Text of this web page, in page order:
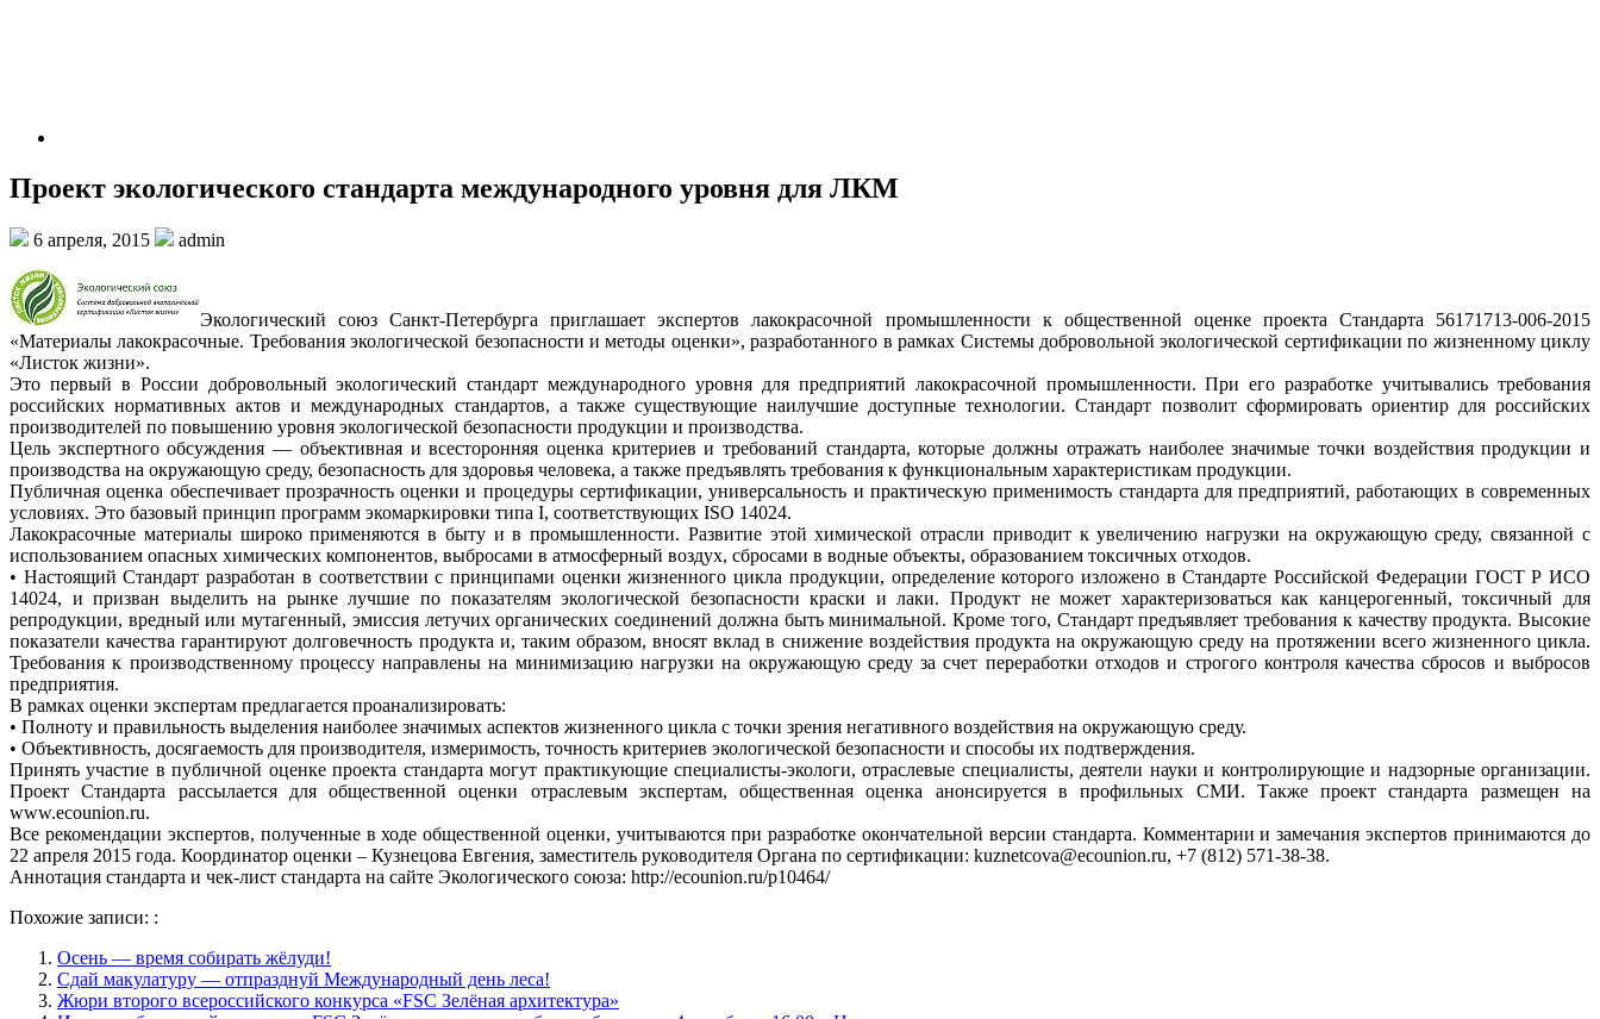
Проект экологического стандарта международного уровня для ЛКМ
6 апреля, 2015 admin
Экологический союз Санкт-Петербурга приглашает экспертов лакокрасочной промышленности к общественной оценке проекта Стандарта 56171713-006-2015
«Материалы лакокрасочные. Требования экологической безопасности и методы оценки», разработанного в рамках Системы добровольной экологической сертификации по жизненному циклу
«Листок жизни».
Это первый в России добровольный экологический стандарт международного уровня для предприятий лакокрасочной промышленности. При его разработке учитывались требования
российских нормативных актов и международных стандартов, а также существующие наилучшие доступные технологии. Стандарт позволит сформировать ориентир для российских
производителей по повышению уровня экологической безопасности продукции и производства.
Цель экспертного обсуждения — объективная и всесторонняя оценка критериев и требований стандарта, которые должны отражать наиболее значимые точки воздействия продукции и
производства на окружающую среду, безопасность для здоровья человека, а также предъявлять требования к функциональным характеристикам продукции.
Публичная оценка обеспечивает прозрачность оценки и процедуры сертификации, универсальность и практическую применимость стандарта для предприятий, работающих в современных
условиях. Это базовый принцип программ экомаркировки типа I, соответствующих ISO 14024.
Лакокрасочные материалы широко применяются в быту и в промышленности. Развитие этой химической отрасли приводит к увеличению нагрузки на окружающую среду, связанной с
использованием опасных химических компонентов, выбросами в атмосферный воздух, сбросами в водные объекты, образованием токсичных отходов.
• Настоящий Стандарт разработан в соответствии с принципами оценки жизненного цикла продукции, определение которого изложено в Стандарте Российской Федерации ГОСТ Р ИСО
14024, и призван выделить на рынке лучшие по показателям экологической безопасности краски и лаки. Продукт не может характеризоваться как канцерогенный, токсичный для
репродукции, вредный или мутагенный, эмиссия летучих органических соединений должна быть минимальной. Кроме того, Стандарт предъявляет требования к качеству продукта. Высокие
показатели качества гарантируют долговечность продукта и, таким образом, вносят вклад в снижение воздействия продукта на окружающую среду на протяжении всего жизненного цикла.
Требования к производственному процессу направлены на минимизацию нагрузки на окружающую среду за счет переработки отходов и строгого контроля качества сбросов и выбросов
предприятия.
В рамках оценки экспертам предлагается проанализировать:
• Полноту и правильность выделения наиболее значимых аспектов жизненного цикла с точки зрения негативного воздействия на окружающую среду.
• Объективность, досягаемость для производителя, измеримость, точность критериев экологической безопасности и способы их подтверждения.
Принять участие в публичной оценке проекта стандарта могут практикующие специалисты-экологи, отраслевые специалисты, деятели науки и контролирующие и надзорные организации.
Проект Стандарта рассылается для общественной оценки отраслевым экспертам, общественная оценка анонсируется в профильных СМИ. Также проект стандарта размещен на
www.ecounion.ru.
Все рекомендации экспертов, полученные в ходе общественной оценки, учитываются при разработке окончательной версии стандарта. Комментарии и замечания экспертов принимаются до
22 апреля 2015 года. Координатор оценки – Кузнецова Евгения, заместитель руководителя Органа по сертификации: kuznetcova@ecounion.ru, +7 (812) 571-38-38.
Аннотация стандарта и чек-лист стандарта на сайте Экологического союза: http://ecounion.ru/p10464/
Похожие записи: :
Осень — время собирать жёлуди!
Сдай макулатуру — отпразднуй Международный день леса!
Жюри второго всероссийского конкурса «FSC Зелёная архитектура»